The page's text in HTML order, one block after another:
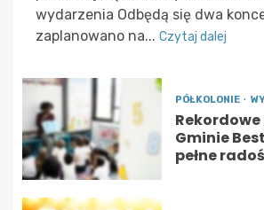
wydarzenia Odbędą się dwa
zaplanowano na... Czytaj dalej
PÓŁKOLONIE
Rekordowe
Gminie
pełne